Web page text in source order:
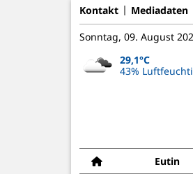
Kontakt Mediadaten
Sonntag, 09. August
29,1°C
43%
Eutin